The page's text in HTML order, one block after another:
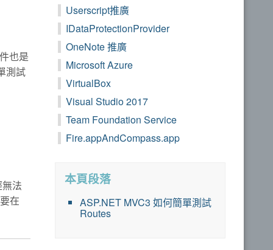
也是
測試
法
在
Userscript推廣
IDataProtectionProvider
OneNote 推廣
Microsoft Azure
VirtualBox
Visual Studio 2017
Team Foundation Service
Fire.appAndCompass.app
本頁段落
ASP.NET MVC3 如何簡單測試
Routes